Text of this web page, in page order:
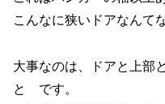
こんなに狭いドアなんて
大事なのは、ドアと上部
と です。